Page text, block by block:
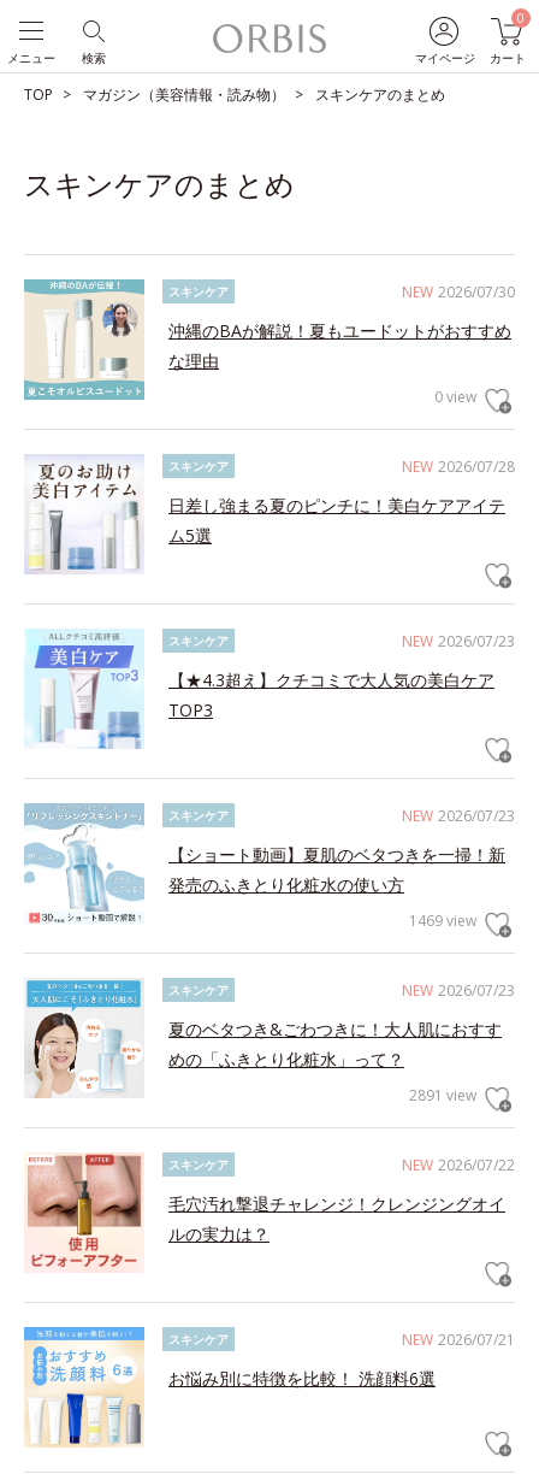
マイページ
0
カート
検索
メニュー
TOP マガジン（美容情報・読み物） スキンケアのまとめ
スキンケアのまとめ
NEW 2026/07/30
スキンケア
沖縄のBAが解説！夏もユードットがおすすめ
な理由
0 view
NEW 2026/07/28
スキンケア
日差し強まる夏のピンチに！美白ケアアイテ
ム5選
NEW 2026/07/23
スキンケア
【★4.3超え】クチコミで大人気の美白ケア
TOP3
NEW 2026/07/23
スキンケア
【ショート動画】夏肌のベタつきを一掃！新
発売のふきとり化粧水の使い方
1469 view
NEW 2026/07/23
スキンケア
夏のベタつき&ごわつきに！大人肌におすす
めの「ふきとり化粧水」って？
2891 view
NEW 2026/07/22
スキンケア
毛穴汚れ撃退チャレンジ！クレンジングオイ
ルの実力は？
NEW 2026/07/21
スキンケア
お悩み別に特徴を比較！ 洗顔料6選